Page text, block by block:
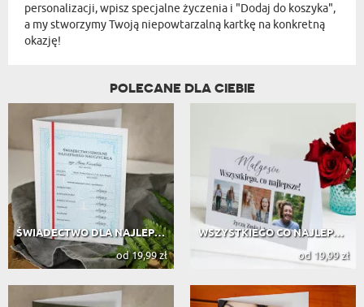
personalizacji, wpisz specjalne życzenia i "Dodaj do koszyka",
a my stworzymy Twoją niepowtarzalną kartkę na konkretną
okazję!
POLECANE DLA CIEBIE
ŚWIADECTWO DLA NAJLEPSZEGO NAUCZYCI...
od 19,99 zł
WSZYSTKIEGO CO NAJLEPSZE - ZDJĘCIA ...
od 19,99 zł